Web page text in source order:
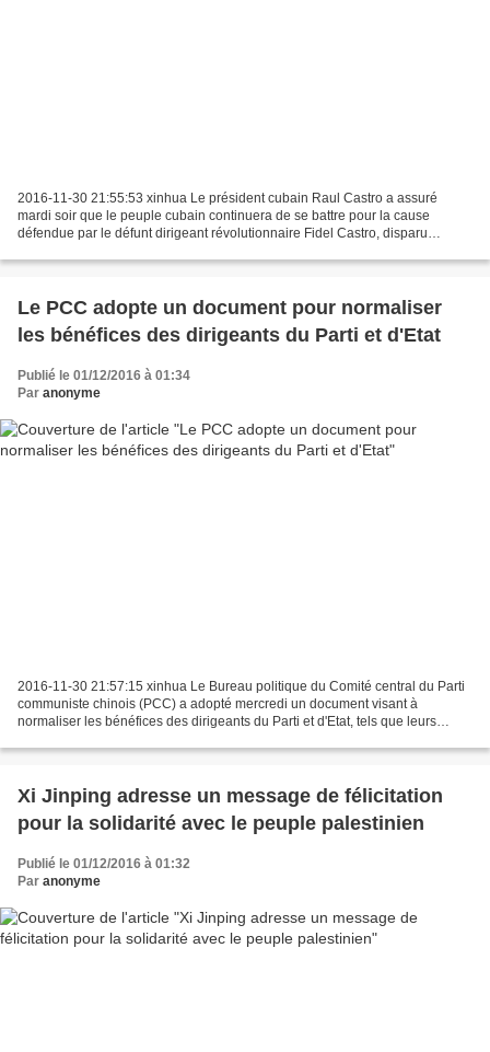
2016-11-30 21:55:53 xinhua Le président cubain Raul Castro a assuré
mardi soir que le peuple cubain continuera de se battre pour la cause
défendue par le défunt dirigeant révolutionnaire Fidel Castro, disparu
Le PCC adopte un document pour normaliser
les bénéfices des dirigeants du Parti et d'Etat
Publié le 01/12/2016 à 01:34
Par anonyme
2016-11-30 21:57:15 xinhua Le Bureau politique du Comité central du Parti
communiste chinois (PCC) a adopté mercredi un document visant à
normaliser les bénéfices des dirigeants du Parti et d'Etat, tels que leurs
Xi Jinping adresse un message de félicitation
pour la solidarité avec le peuple palestinien
Publié le 01/12/2016 à 01:32
Par anonyme